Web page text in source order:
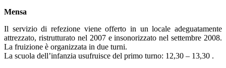
Mensa
Il servizio di refezione viene offerto in un locale adeguatamente
attrezzato, ristrutturato nel 2007 e insonorizzato nel settembre 2008.
La fruizione è organizzata in due turni.
La scuola dell’infanzia usufruisce del primo turno: 12,30 – 13,30 .